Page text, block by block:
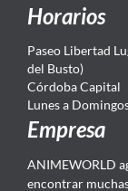
Horarios
Paseo Libertad
del Busto)
Córdoba Capital
Lunes a
Empresa
ANIMEWORLD
encontrar